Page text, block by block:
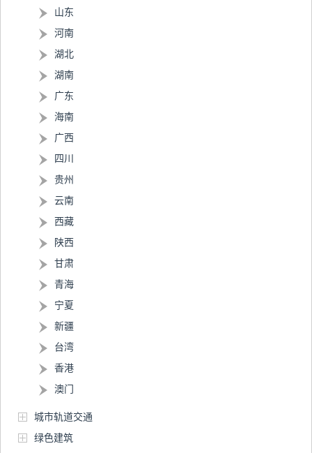
山东
河南
湖北
湖南
广东
海南
广西
四川
贵州
云南
西藏
陕西
甘肃
青海
宁夏
新疆
台湾
香港
澳门
城市轨道交通
绿色建筑